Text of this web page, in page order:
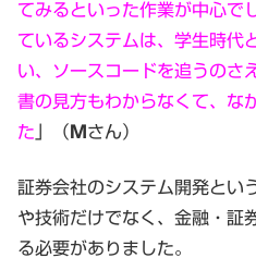
てみるといった作業が中心で
ているシステムは、学生時代
い、ソースコードを追うのさ
書の見方もわからなくて、な
た 」（ Ｍ さん）
証券会社のシステム開発とい
や技術だけでなく、金融・証
る必要がありました。